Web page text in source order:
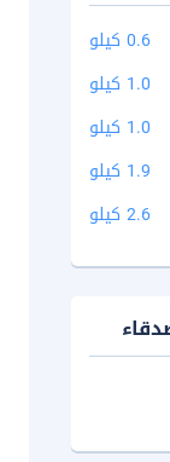
0.6 كيلو
1.0 كيلو
1.0 كيلو
1.9 كيلو
2.6 كيلو